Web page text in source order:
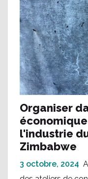
Organiser
l'industrie
Zimbabwe
3 octobre, 2024